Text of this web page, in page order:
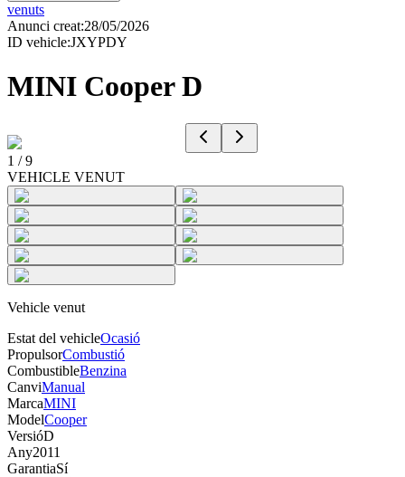
venuts
Anunci creat:28/05/2026
ID vehicle:JXYPDY
MINI Cooper D
1 /9
VEHICLE VENUT
Vehicle venut
Estat del vehicleOcasió
PropulsorCombustió
CombustibleBenzina
CanviManual
MarcaMINI
ModelCooper
VersióD
Any2011
GarantiaSí